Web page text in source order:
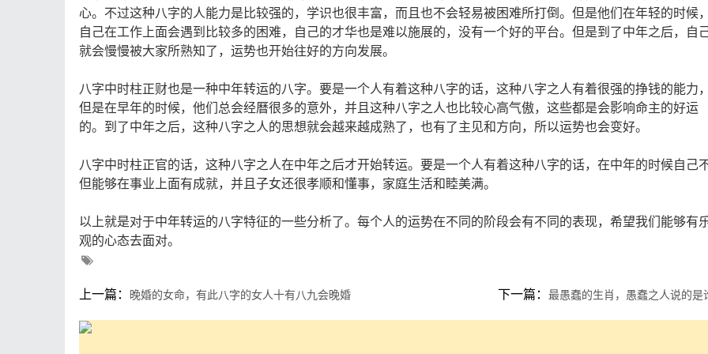
心。不过这种八字的人能力是比较强的，学识也很丰富，而且也不会轻易被困难所打倒。但是他们在年轻的时候，
自己在工作上面会遇到比较多的困难，自己的才华也是难以施展的，没有一个好的平台。但是到了中年之后，自
就会慢慢被大家所熟知了，运势也开始往好的方向发展。
八字中时柱正财也是一种中年转运的八字。要是一个人有着这种八字的话，这种八字之人有着很强的挣钱的能力，
但是在早年的时候，他们总会经曆很多的意外，并且这种八字之人也比较心高气傲，这些都是会影响命主的好运
的。到了中年之后，这种八字之人的思想就会越来越成熟了，也有了主见和方向，所以运势也会变好。
八字中时柱正官的话，这种八字之人在中年之后才开始转运。要是一个人有着这种八字的话，在中年的时候自己
但能够在事业上面有成就，并且子女还很孝顺和懂事，家庭生活和睦美满。
以上就是对于中年转运的八字特征的一些分析了。每个人的运势在不同的阶段会有不同的表现，希望我们能够有
观的心态去面对。
上一篇： 晚婚的女命，有此八字的女人十有八九会晚婚 下一篇： 最愚蠢的生肖，愚蠢之人说的是